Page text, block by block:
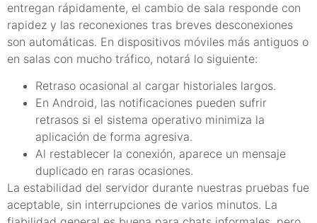
entregan rápidamente, el cambio de sala responde con
rapidez y las reconexiones tras breves desconexiones
son automáticas. En dispositivos móviles más antiguos o
en salas con mucho tráfico, notará lo siguiente:
Retraso ocasional al cargar historiales largos.
En Android, las notificaciones pueden sufrir
retrasos si el sistema operativo minimiza la
aplicación de forma agresiva.
Al restablecer la conexión, aparece un mensaje
duplicado en raras ocasiones.
La estabilidad del servidor durante nuestras pruebas fue
aceptable, sin interrupciones de varios minutos. La